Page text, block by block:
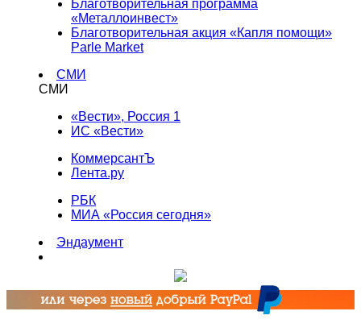
Благотворительная программа
«Металлоинвест»
Благотворительная акция «Капля помощи»
Parle Market
СМИ
СМИ
«Вести», Россия 1
ИС «Вести»
КоммерсантЪ
Лента.ру
РБК
МИА «Россия сегодня»
Эндаумент